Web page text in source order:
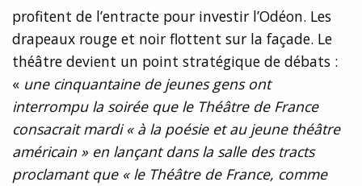
profitent de l’entracte pour investir l’Odéon. Les
drapeaux rouge et noir flottent sur la façade. Le
théâtre devient un point stratégique de débats :
« une cinquantaine de jeunes gens ont
interrompu la soirée que le Théâtre de France
consacrait mardi « à la poésie et au jeune théâtre
américain » en lançant dans la salle des tracts
proclamant que « le Théâtre de France, comme